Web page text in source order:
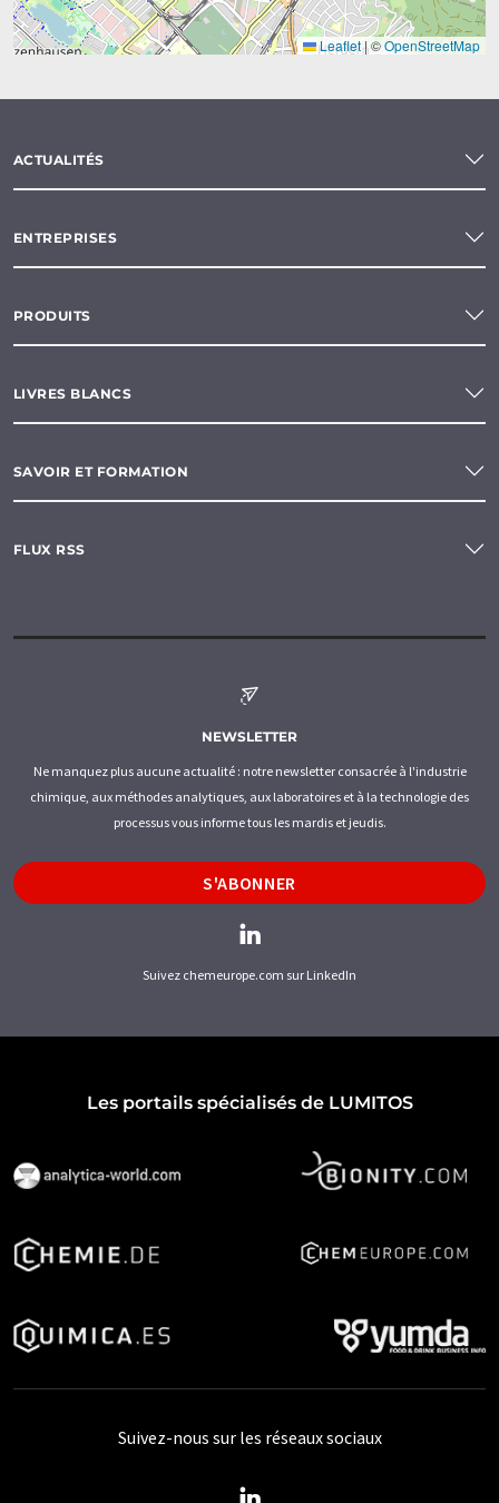
Leaflet |©OpenStreetMap
ACTUALITÉS
ENTREPRISES
PRODUITS
LIVRES BLANCS
SAVOIR ET FORMATION
FLUX RSS
NEWSLETTER
Ne manquez plus aucune actualité : notre newsletter consacrée à l'industrie
chimique, aux méthodes analytiques, aux laboratoires et à la technologie des
processus vous informe tous les mardis et jeudis.
S'ABONNER
Suivez chemeurope.com sur LinkedIn
Les portails spécialisés de LUMITOS
Suivez-nous sur les réseaux sociaux